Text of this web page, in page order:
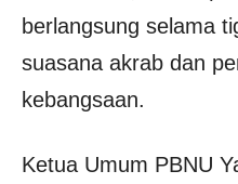
berlangsung selama
suasana akrab dan
kebangsaan.
Ketua Umum PBNU